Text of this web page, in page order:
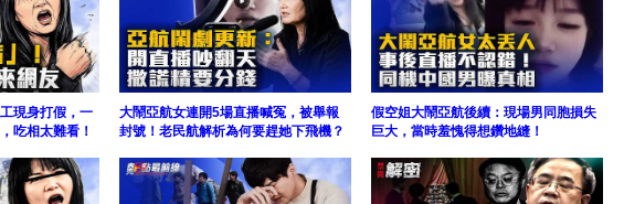
現身打假，一
吃相太難看！
大鬧亞航女連開5場直播喊冤，被舉報
封號！老民航解析為何要趕她下飛機？
假空姐大鬧亞航後續：現場男同胞損失
巨大，當時羞愧得想鑽地縫！